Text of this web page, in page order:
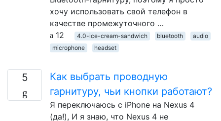
хочу использовать свой телефон в
качестве промежуточного …
12
4.0-ice-cream-sandwich bluetooth
audio
microphone
headset
5
Как выбрать проводную
гарнитуру, чьи кнопки работают?
Я переключаюсь с iPhone на Nexus 4
(да!), И я знаю, что Nexus 4 не